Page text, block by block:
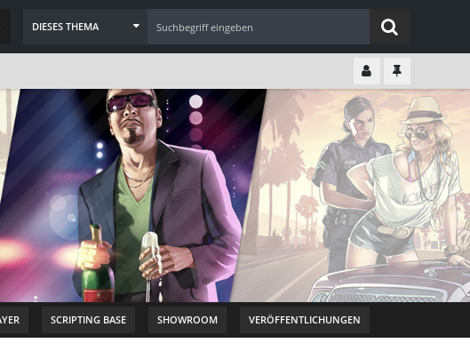
DISCORDDIESES THEMA
SCRIPTING BASE SHOWROOM VERÖFFENTLICHUNGEN